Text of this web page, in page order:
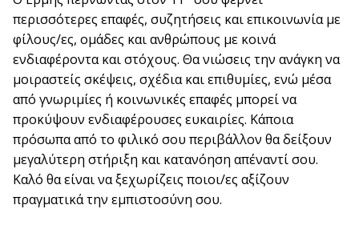
περισσότερες επαφές, συζητήσεις και επικοινωνία με
φίλους/ες, ομάδες και ανθρώπους με κοινά
ενδιαφέροντα και στόχους. Θα νιώσεις την ανάγκη να
μοιραστείς σκέψεις, σχέδια και επιθυμίες, ενώ μέσα
από γνωριμίες ή κοινωνικές επαφές μπορεί να
προκύψουν ενδιαφέρουσες ευκαιρίες. Κάποια
πρόσωπα από το φιλικό σου περιβάλλον θα δείξουν
μεγαλύτερη στήριξη και κατανόηση απέναντί σου.
Καλό θα είναι να ξεχωρίζεις ποιοι/ες αξίζουν
πραγματικά την εμπιστοσύνη σου.